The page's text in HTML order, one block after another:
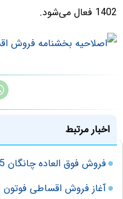
1402 فعال می‌شود.
اخبار مرتبط
فروش فوق العاده چانگان CS35 مدل 2024 (آبان 1403)
آغاز فروش اقساطی فوتون